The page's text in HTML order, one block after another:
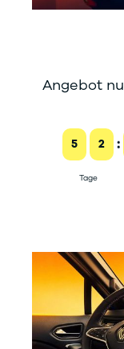
Angebot
5 2
Tage
: